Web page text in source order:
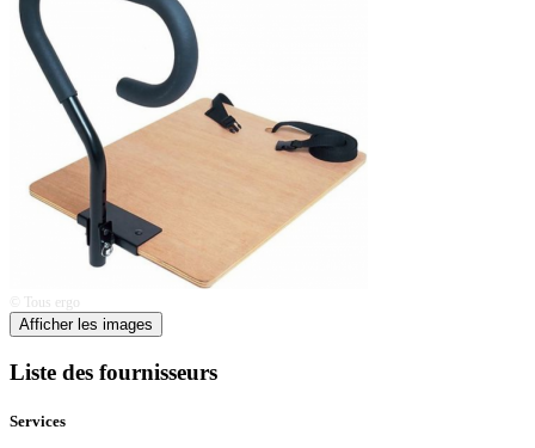
© Tous ergo
Afficher les images
Liste des fournisseurs
Services